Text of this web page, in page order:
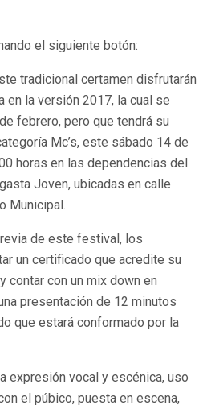
el siguiente botón:
tradicional certamen disfrutarán
en la versión 2017, la cual se
febrero, pero que tendrá su
Mc’s, este sábado 14 de
horas en las dependencias del
Joven, ubicadas en calle
Municipal.
de este festival, los
un certificado que acredite su
contar con un mix down en
presentación de 12 minutos
que estará conformado por la
expresión vocal y escénica, uso
el púbico, puesta en escena,